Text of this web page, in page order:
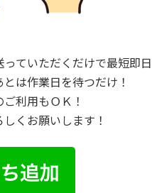
ていただくだけで最短即
は作業日を待つだけ！
利用もＯＫ！
くお願いします！